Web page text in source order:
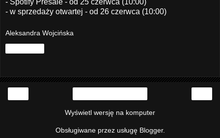
- Spotify Presale - od 25 czerwca (10:00)
- w sprzedaży otwartej - od 26 czerwca (10:00)
Aleksandra Wojcińska
Wyświetl wersję na komputer
Obsługiwane przez usługę Blogger.